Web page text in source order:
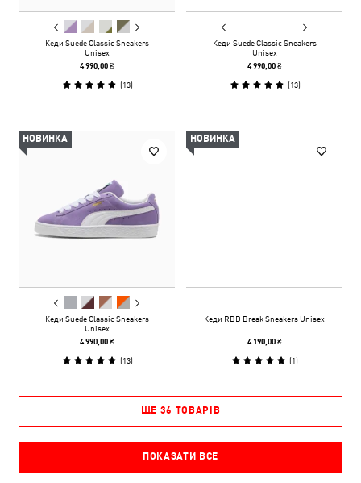
Кеди Suede Classic Sneakers
Unisex
4 990,00 ₴
(13)
Кеди Suede Classic Sneakers
Unisex
4 990,00 ₴
(13)
НОВИНКА
Кеди Suede Classic Sneakers
Unisex
4 990,00 ₴
(13)
НОВИНКА
Кеди RBD Break Sneakers Unisex
4 190,00 ₴
(1)
ЩЕ 36 ТОВАРІВ
ПОКАЗАТИ ВСЕ